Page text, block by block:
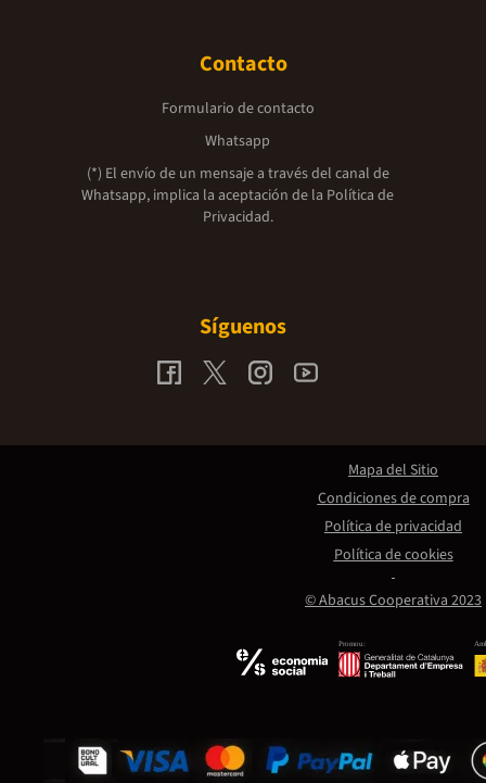
Contacto
Formulario de contacto
Whatsapp
(*) El envío de un mensaje a través del canal de
Whatsapp, implica la aceptación de la Política de
Privacidad.
Síguenos
Promou:
© Abacus Cooperativa 2023
Mapa del Sitio
Condiciones de compra
Política de privacidad
Política de cookies